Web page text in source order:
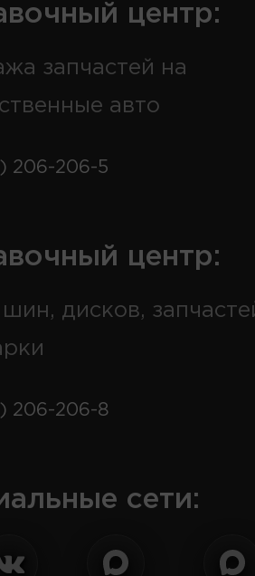
центр:
запчастей на
авто
206-206-5
центр:
шин, дисков,
206-206-8
сети: